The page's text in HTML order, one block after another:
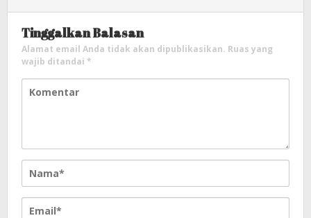
Tinggalkan Balasan
Alamat email Anda tidak akan dipublikasikan. Ruas yang
wajib ditandai *